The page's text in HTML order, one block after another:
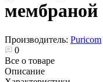
мембраной
Производитель: Puricom
0
Все о товаре
Описание